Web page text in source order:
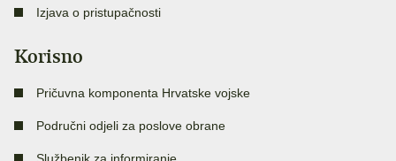
Izjava o pristupačnosti
Korisno
Pričuvna komponenta Hrvatske vojske
Područni odjeli za poslove obrane